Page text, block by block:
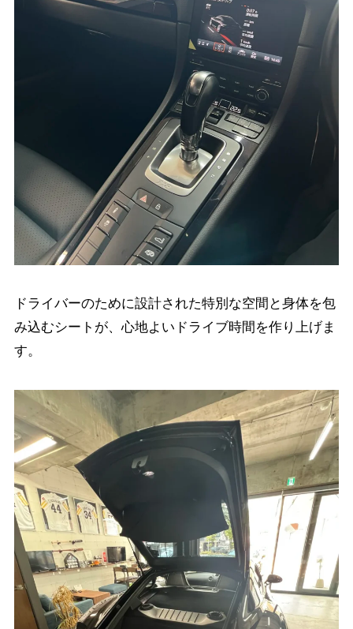
ドライバーのために設計された特別な空間と身体を包
み込むシートが、心地よいドライブ時間を作り上げま
す。